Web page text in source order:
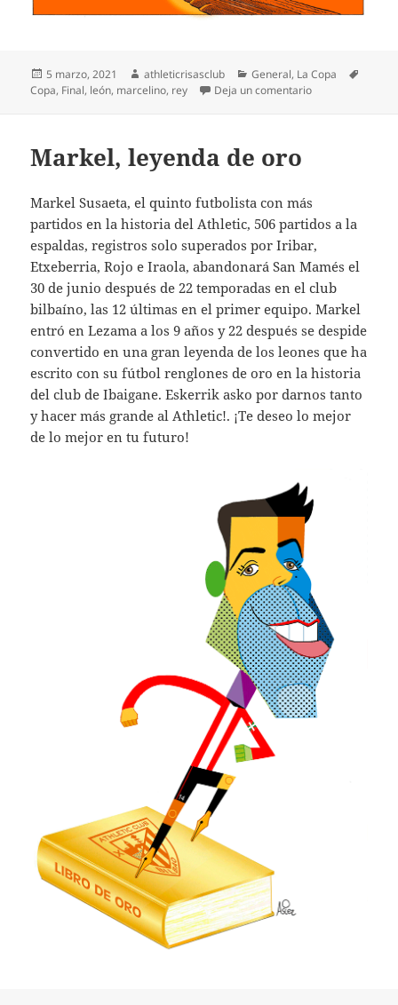
Publicado
el
5 marzo, 2021 Autor
athleticrisasclub Categorías
General, La Copa
Copa, Final, león, marcelino, rey Deja un comentarioen Levante 1-
Markel, leyenda de oro
Markel Susaeta, el quinto futbolista con más
partidos en la historia del Athletic, 506 partidos a la
espaldas, registros solo superados por Iribar,
Etxeberria, Rojo e Iraola, abandonará San Mamés el
30 de junio después de 22 temporadas en el club
bilbaíno, las 12 últimas en el primer equipo. Markel
entró en Lezama a los 9 años y 22 después se despide
convertido en una gran leyenda de los leones que ha
escrito con su fútbol renglones de oro en la historia
del club de Ibaigane. Eskerrik asko por darnos tanto
y hacer más grande al Athletic!. ¡Te deseo lo mejor
de lo mejor en tu futuro!